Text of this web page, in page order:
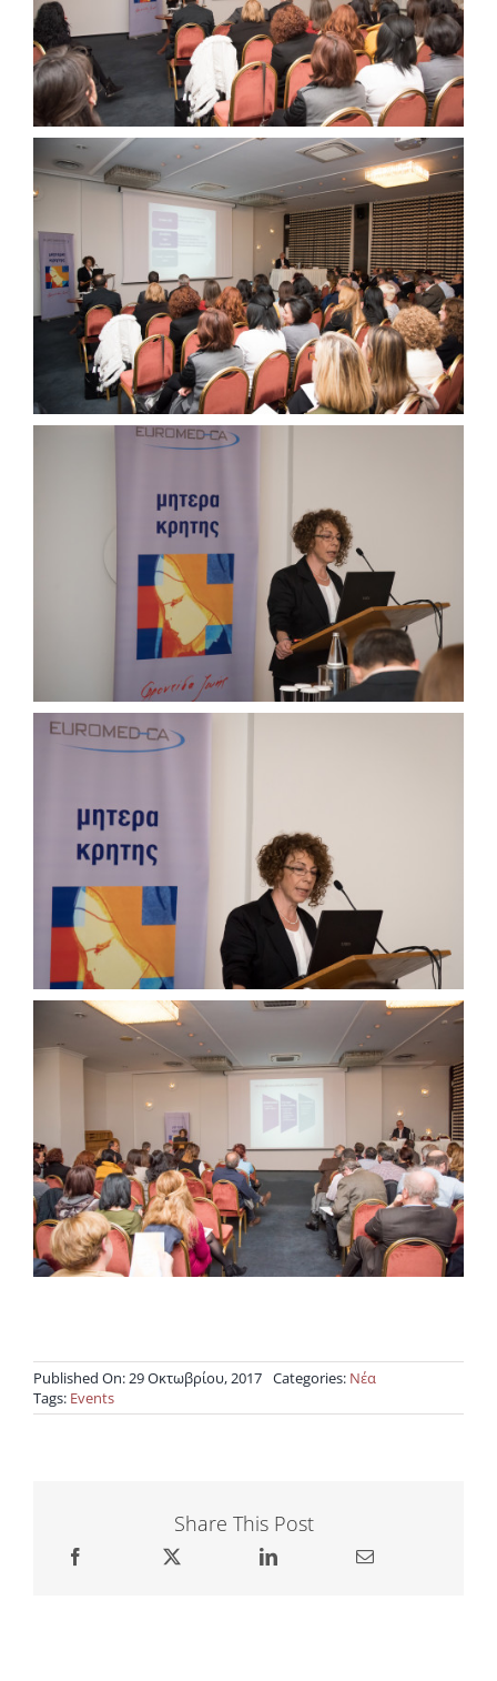
Published On: 29 Οκτωβρίου, 2017 Categories: Νέα
Tags: Events
Share This Post